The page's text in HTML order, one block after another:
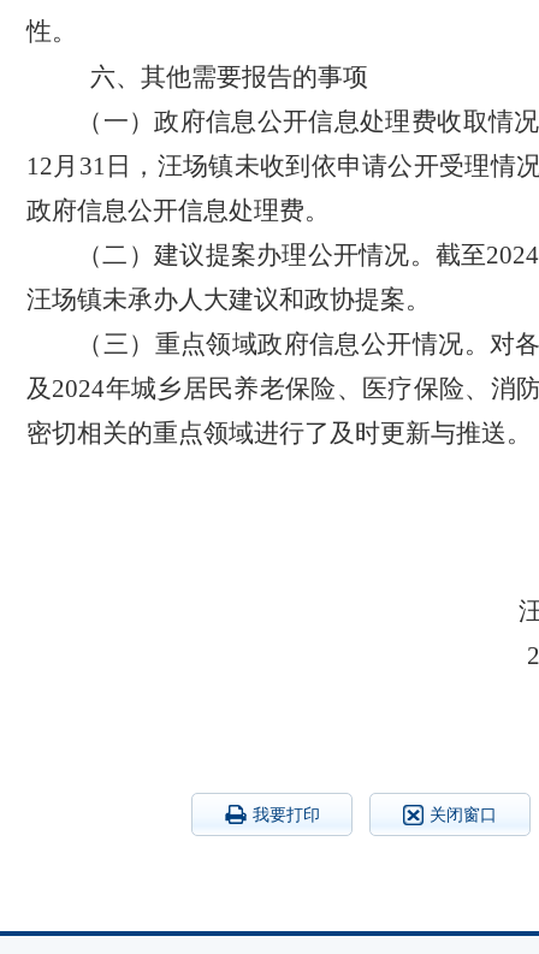
性。
六、其他需要报告的事项
（一）政府信息公开信息处理费收取情况
12月 31 日，汪场镇未收到依申请公开受理情
政府信息公开信息处理费。
（二）建议提案办理公开情况。截至2024
汪场镇未承办人大建议和政协提案。
（三）重点领域政府信息公开情况。对
及 2024年城乡居民养老保险、医疗保险、消
密切相关的重点领域进行了及时更新与推送。
我要打印 关闭窗口